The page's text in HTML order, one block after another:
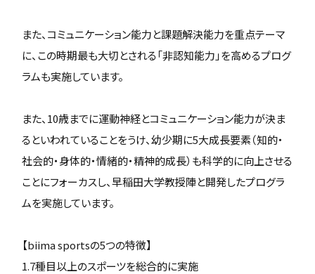
また、コミュニケーション能力と課題解決能力を重点テーマ
に、この時期最も大切とされる「非認知能力」を高めるプログ
ラムも実施しています。
また、10歳までに運動神経とコミュニケーション能力が決ま
るといわれていることをうけ、幼少期に5大成長要素（知的・
社会的・身体的・情緒的・精神的成長）も科学的に向上させる
ことにフォーカスし、早稲田大学教授陣と開発したプログラ
ムを実施しています。
【biima sportsの5つの特徴】
1.7種目以上のスポーツを総合的に実施